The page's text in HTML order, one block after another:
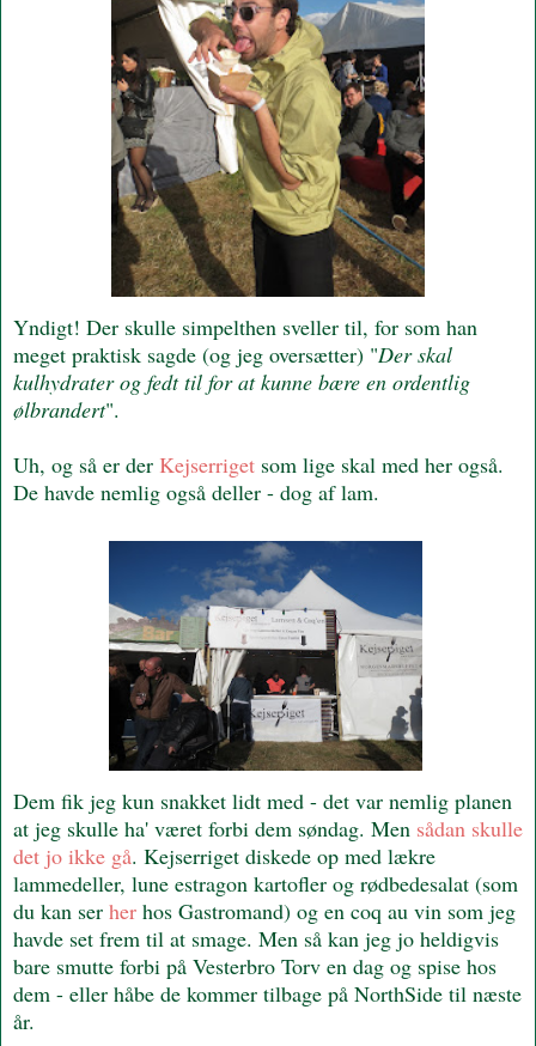
Yndigt! Der skulle simpelthen sveller til, for som han
meget praktisk sagde (og jeg oversætter) "Der skal
kulhydrater og fedt til for at kunne bære en ordentlig
ølbrandert".
Uh, og så er der Kejserriget som lige skal med her også.
De havde nemlig også deller - dog af lam.
Dem fik jeg kun snakket lidt med - det var nemlig planen
at jeg skulle ha' været forbi dem søndag. Men sådan skulle
det jo ikke gå. Kejserriget diskede op med lækre
lammedeller, lune estragon kartofler og rødbedesalat (som
du kan ser her hos Gastromand) og en coq au vin som jeg
havde set frem til at smage. Men så kan jeg jo heldigvis
bare smutte forbi på Vesterbro Torv en dag og spise hos
dem - eller håbe de kommer tilbage på NorthSide til næste
år.